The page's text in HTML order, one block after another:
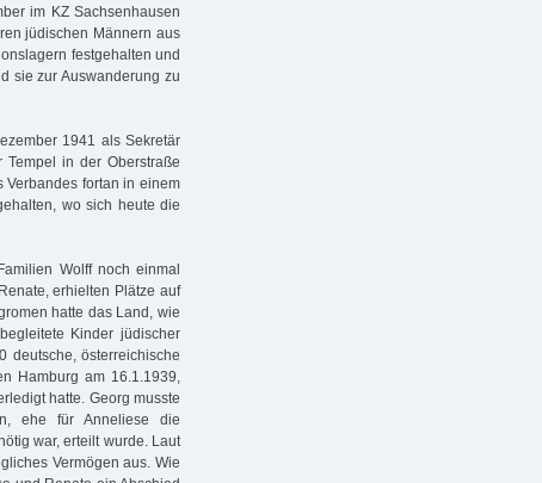
im KZ Sachsenhausen
jüdischen Männern aus
festgehalten und
sie zur Auswanderung zu
1941 als Sekretär
in der Oberstraße
Verbandes fortan in einem
wo sich heute die
Wolff noch einmal
erhielten Plätze auf
hatte das Land, wie
Kinder jüdischer
deutsche, österreichische
Hamburg am 16.1.1939,
hatte. Georg musste
ehe für Anneliese die
war, erteilt wurde. Laut
Vermögen aus. Wie